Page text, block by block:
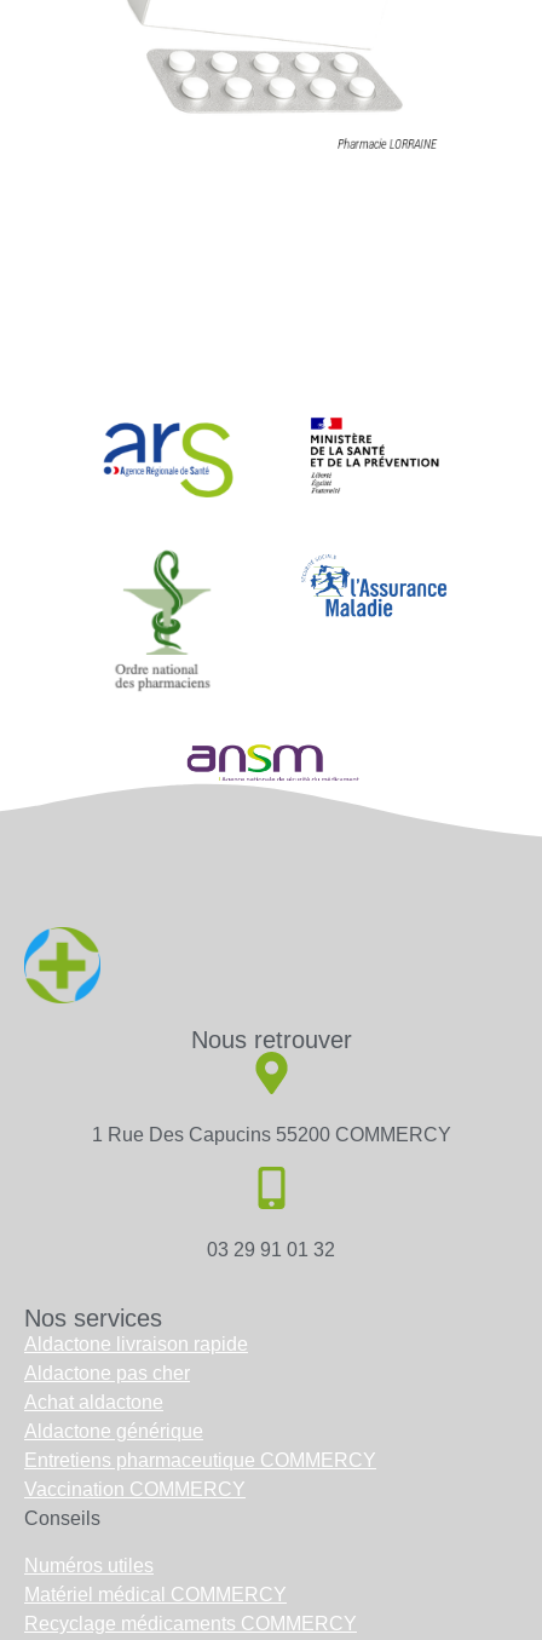
Nous retrouver
1 Rue Des Capucins 55200 COMMERCY
03 29 91 01 32
Nos services
Aldactone livraison rapide
Aldactone pas cher
Achat aldactone
Aldactone générique
Entretiens pharmaceutique COMMERCY
Vaccination COMMERCY
Conseils
Numéros utiles
Matériel médical COMMERCY
Recyclage médicaments COMMERCY